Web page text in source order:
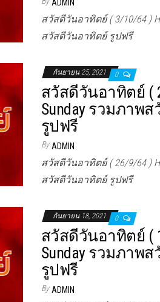
ADMIN
สวัสดีวันอาทิตย์ ( 3/10/64 )
สวัสดีวันอาทิตย์ รูปฟรี
กันยายน 25, 2021 0
สวัสดีวันอาทิตย์ (
Sunday รวมภาพ
รูปฟรี
By ADMIN
สวัสดีวันอาทิตย์ ( 26/9/64 )
สวัสดีวันอาทิตย์ รูปฟรี
กันยายน 18, 2021 0
สวัสดีวันอาทิตย์ (
Sunday รวมภาพ
รูปฟรี
By ADMIN